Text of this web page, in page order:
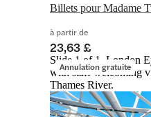
Billets pour Madame
à partir de
23,63 £
Annulation gratuite
Slide 1 of 1, London
with staff welcoming
Thames River.